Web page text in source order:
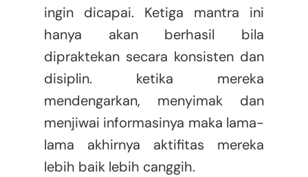
ingin dicapai. Ketiga mantra ini
hanya akan berhasil bila
dipraktekan secara konsisten dan
disiplin. ketika mereka
mendengarkan, menyimak dan
menjiwai informasinya maka lama-
lama akhirnya aktifitas mereka
lebih baik lebih canggih.